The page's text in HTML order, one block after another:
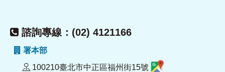
諮詢專線：(02) 4121166
署本部
100210臺北市中正區福州街15號